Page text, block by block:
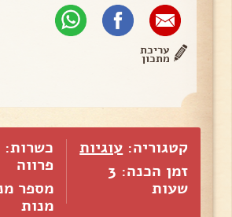
עריכת
מתכון
קטגוריה: עוגיות
זמן הכנה: 3
שעות
פרווה
מספר
מנות